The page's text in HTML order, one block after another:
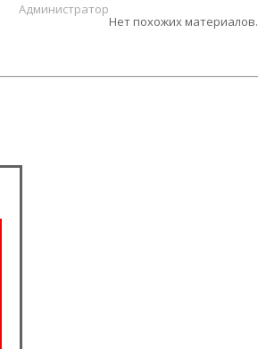
Администратор
Нет похожих материалов.